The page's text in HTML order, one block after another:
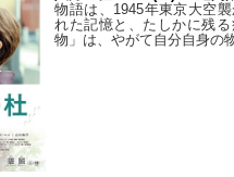
物語は、1945年東京大空
れた記憶と、たしかに残
物」は、やがて自分自身の